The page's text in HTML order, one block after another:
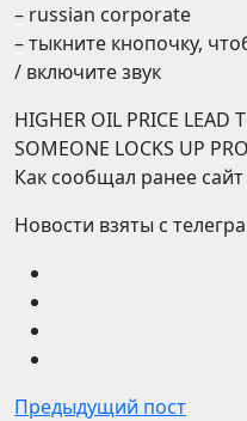
– russian corporate
– тыкните кнопочку,
/ включите звук
HIGHER OIL PRICE LEAD
SOMEONE LOCKS UP
Как сообщал ранее
Новости взяты с
Предыдущий пост